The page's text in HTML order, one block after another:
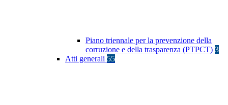
Piano triennale per la prevenzione della
corruzione e della trasparenza (PTPCT) 3
Atti generali 55